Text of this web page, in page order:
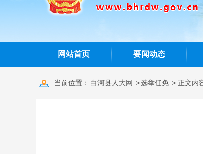
网站首页 要闻动态
当前位置： 白河县人大网 >选举任免 > 正文内